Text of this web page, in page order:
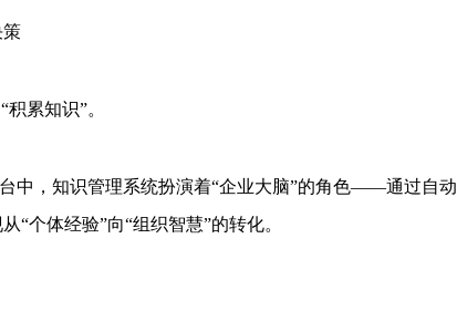
累知识”。
，知识管理系统扮演着“企业大脑”的角色——通过自动
“个体经验”向“组织智慧”的转化。